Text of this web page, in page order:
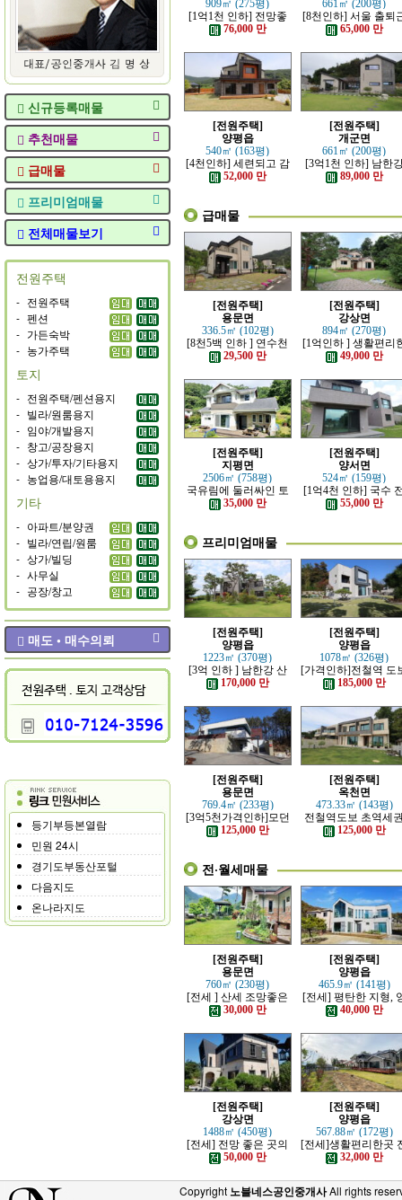
신규등록매물
추천매물
급매물
프리미엄매물
전체매물보기
전원주택
- 전원주택
- 펜션
- 가든숙박
- 농가주택
토지
- 전원주택/펜션용지
- 빌라/원룸용지
- 임야/개발용지
- 창고/공장용지
- 상가/투자/기타용지
- 농업용/대토용용지
기타
- 아파트/분양권
- 빌라/연립/원룸
- 상가/빌딩
- 사무실
- 공장/창고
매도 • 매수의뢰
등기부등본열람
민원 24시
경기도부동산포털
다음지도
온나라지도
909㎡ (275평)
[1억1천 인하] 전망좋
고 력셔리한 단층 철콘
전원주택
76,000 만
661㎡ (200평)
[8천인하] 서울 출퇴
가능한 잘 지은 고급
65,000 만
[전원주택]
양평읍
540㎡ (163평)
[4천인하] 세련되고 감
각적인 모던한 전원주
52,000 만
[전원주택]
개군면
661㎡ (200평)
[3억1천 인하] 남한
조망 좋은 모던한 고
전원주택
89,000 만
급매물
[전원주택]
용문면
336.5㎡ (102평)
[8천5백 인하 ] 연수천
가까운 튼튼하게 잘지
은 전원주택
29,500 만
[전원주택]
강상면
894㎡ (270평)
[1억인하 ] 생활편리
정남향의 관리 잘된
49,000 만
[전원주택]
지평면
2506㎡ (758평)
국유림에 둘러싸인 토
지 넓은 전원주택
35,000 만
[전원주택]
양서면
524㎡ (159평)
[1억4천 인하] 국수
철역 인근 제대로 잘
은 신축 전원주택
55,000 만
프리미엄매물
[전원주택]
양평읍
1223㎡ (370평)
[3억 인하 ] 남한강 산
책로 접한 최고급 전원
170,000 만
[전원주택]
양평읍
1078㎡ (326평)
[가격인하]전철역 도
강조망 되는 고급 전
185,000 만
[전원주택]
용문면
769.4㎡ (233평)
[3억5천가격인하]모던
하고 고급스러운 본채,
별채있는 전원주택
125,000 만
[전원주택]
옥천면
473.33㎡ (143평)
전철역도보 초역세
강조망 고급전원주
125,000 만
전·월세매물
[전원주택]
용문면
760㎡ (230평)
[전세 ] 산세 조망좋은
정원 예쁜, 단층주택
30,000 만
[전원주택]
양평읍
465.9㎡ (141평)
[전세] 평탄한 지형,
평시내 차량 접근성
수한 전원주택
40,000 만
[전원주택]
강상면
1488㎡ (450평)
[전세] 전망 좋은 곳의
고급 전원주택
50,000 만
[전원주택]
양평읍
567.88㎡ (172평)
[전세]생활편리한곳
망트인 전원주택
32,000 만
Copyright 노블네스공인중개사All rights